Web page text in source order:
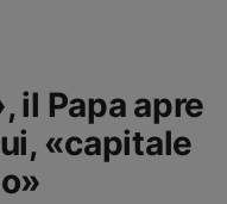
il Papa apre
«capitale